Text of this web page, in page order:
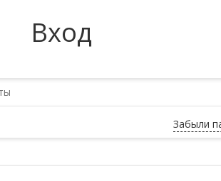
Вход
Забыли